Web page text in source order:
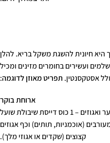
חיונית להשגת משקל בריא. להלן
ועשירים בחומרים מזינים ומכיל
אסטקסנטין. תפריט מאוזן לדוגמה:
ארוחת בוקר
דייסת שיבולת שועל עם פירות יער ואגוזים – 1 כוס דייסת שיבולת שועל
(אוכמניות, תותים) וכף אגוזים
קצוצים (שקדים או אגוזי מלך).